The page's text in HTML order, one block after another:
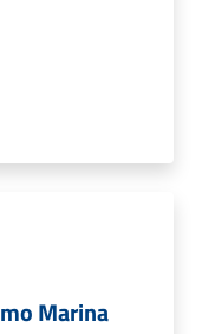
Marina